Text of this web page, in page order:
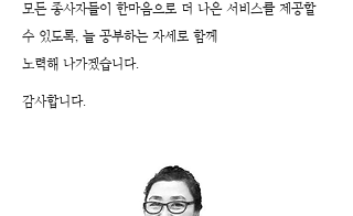
모든 종사자들이 한마음으로 더 나은 서비스를 제공할
수 있도록, 늘 공부하는 자세로 함께
노력해 나가겠습니다.
감사합니다.